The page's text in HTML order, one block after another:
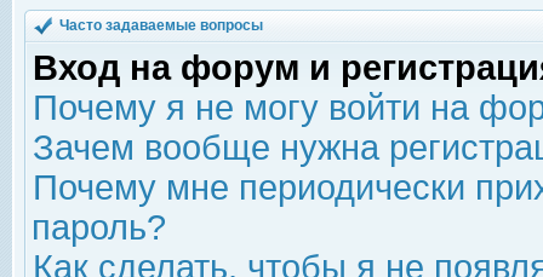
Часто задаваемые вопросы
Вход на форум и
Почему я не могу войти на
Зачем вообще нужна
Почему мне периодически
пароль?
Как сделать, чтобы я не